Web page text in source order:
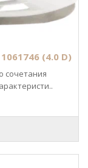
(4.0 D)
сочетания